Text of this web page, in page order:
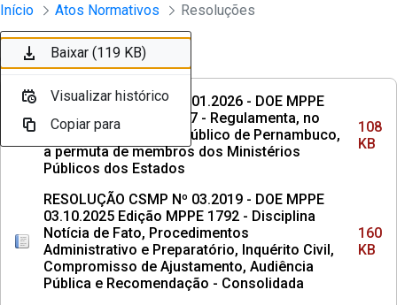
Pular para o Conteúdo principal
Instrumento jurídico - Documentos
Início Atos Normativos Resoluções
Ordenar Filtro
RESOLUÇÃO CSMP Nº 01.2026 - DOE MPPE
29.04.2026 Edicao 1917 - Regulamenta, no
âmbito do Ministério Público de Pernambuco,
a permuta de membros dos Ministérios
Públicos dos Estados
108
KB
RESOLUÇÃO CSMP Nº 03.2019 - DOE MPPE
03.10.2025 Edição MPPE 1792 - Disciplina
Notícia de Fato, Procedimentos
Administrativo e Preparatório, Inquérito Civil,
Compromisso de Ajustamento, Audiência
Pública e Recomendação - Consolidada
160
KB
Baixar (108 KB)
Visualizar histórico
Copiar para
Baixar (160 KB)
Visualizar histórico
Copiar para
Baixar (107 KB)
Visualizar histórico
Copiar para
Baixar (137 KB)
Visualizar histórico
Copiar para
Baixar (113 KB)
Visualizar histórico
Copiar para
Baixar (3,2 MB)
Visualizar histórico
Copiar para
Baixar (857 KB)
Visualizar histórico
Copiar para
Baixar (5,1 MB)
Visualizar histórico
Copiar para
Baixar (1,6 MB)
Visualizar histórico
Copiar para
Baixar (119 KB)
Visualizar histórico
Copiar para